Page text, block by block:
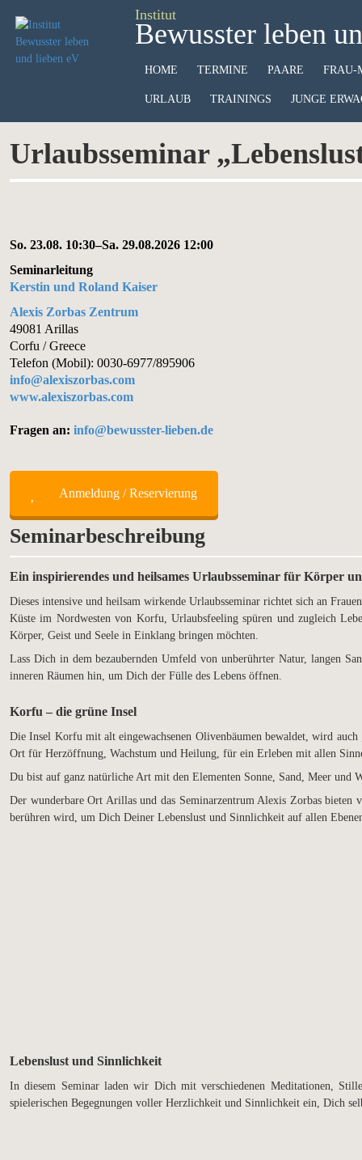
Institut
Bewusster leben
HOME TERMINE PAARE FRAU-
URLAUB TRAININGS JUNGE
Urlaubsseminar
So. 23.08. 10:30–Sa. 29.08.2026 12:00
Seminarleitung
Kerstin und Roland Kaiser
Alexis Zorbas Zentrum
49081 Arillas
Corfu / Greece
Telefon (Mobil): 0030-6977/895906
info@alexiszorbas.com
www.alexiszorbas.com
Fragen an: info@bewusster-lieben.de
Anmeldung / Reservierung
Seminarbeschreibung
Ein inspirierendes und heilsames Urlaubsseminar für Körper
Dieses intensive und heilsam wirkende Urlaubsseminar richtet sich an
Küste im Nordwesten von Korfu, Urlaubsfeeling spüren und zugleich
Körper, Geist und Seele in Einklang bringen möchten.
Lass Dich in dem bezaubernden Umfeld von unberührter Natur, langen
inneren Räumen hin, um Dich der Fülle des Lebens öffnen.
Korfu – die grüne Insel
Die Insel Korfu mit alt eingewachsenen Olivenbäumen bewaldet, wird
Ort für Herzöffnung, Wachstum und Heilung, für ein Erleben mit allen
Du bist auf ganz natürliche Art mit den Elementen Sonne, Sand, Meer und
Der wunderbare Ort Arillas und das Seminarzentrum Alexis Zorbas
berühren wird, um Dich Deiner Lebenslust und Sinnlichkeit auf allen
Lebenslust und Sinnlichkeit
In diesem Seminar laden wir Dich mit verschiedenen Meditationen,
spielerischen Begegnungen voller Herzlichkeit und Sinnlichkeit ein, Dich